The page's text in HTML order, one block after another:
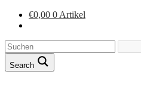
€0,00 0 Artikel
Search